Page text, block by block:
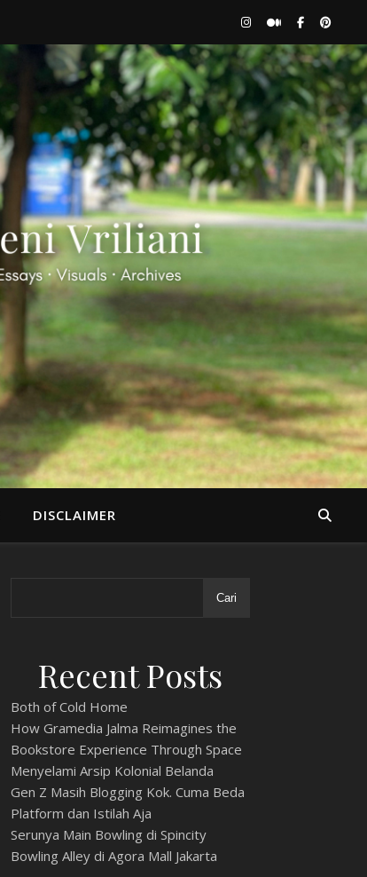
DISCLAIMER
Cari
Recent Posts
Both of Cold Home
How Gramedia Jalma Reimagines the
Bookstore Experience Through Space
Menyelami Arsip Kolonial Belanda
Gen Z Masih Blogging Kok. Cuma Beda
Platform dan Istilah Aja
Serunya Main Bowling di Spincity
Bowling Alley di Agora Mall Jakarta